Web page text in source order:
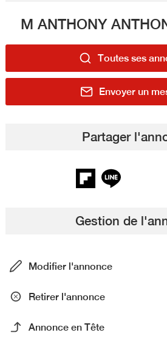
M ANTHONY
Toutes ses
Envoyer un
Partager
Gestion de
Modifier l'annonce
Retirer l'annonce
Annonce en Tête